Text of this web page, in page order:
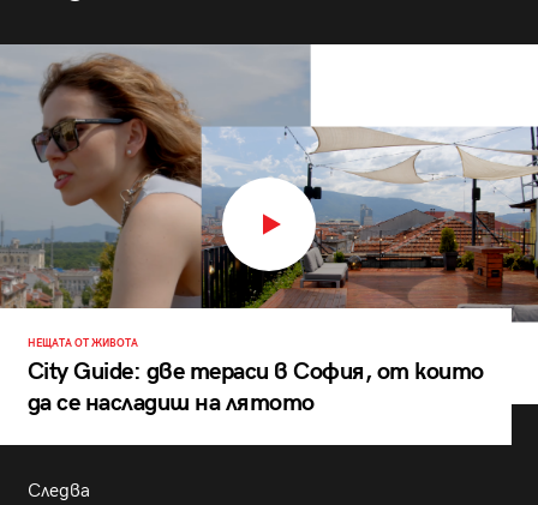
НЕЩАТА ОТ ЖИВОТА
City Guide: две тераси в София, от които
да се насладиш на лятото
Следва